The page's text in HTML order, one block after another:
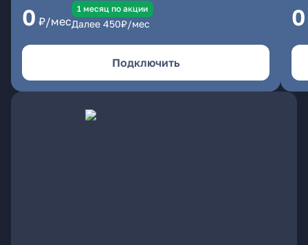
0 ₽/мес
1 месяц по акции
Далее 450₽/мес
Подключить
0